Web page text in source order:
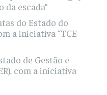
escada”
do Estado do
a iniciativa “TCE
de Gestão e
com a iniciativa